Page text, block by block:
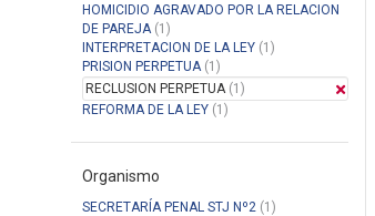
HOMICIDIO AGRAVADO POR LA RELACION
DE PAREJA(1)
INTERPRETACION DE LA LEY (1)
PRISION PERPETUA(1)
RECLUSION PERPETUA(1)
REFORMA DE LA LEY (1)
Organismo
SECRETARÍA PENAL STJ Nº2 (1)